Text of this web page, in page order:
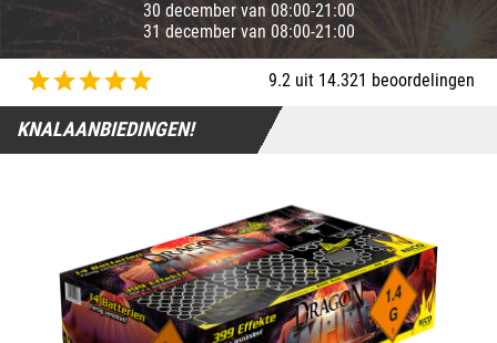
30 december van 08:00-21:00
31 december van 08:00-21:00
9.2 uit 14.321 beoordelingen
KNALAANBIEDINGEN!